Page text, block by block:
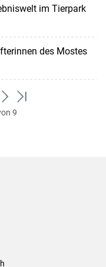
im Tierpark
des Mostes
weiter
zum
zum
9